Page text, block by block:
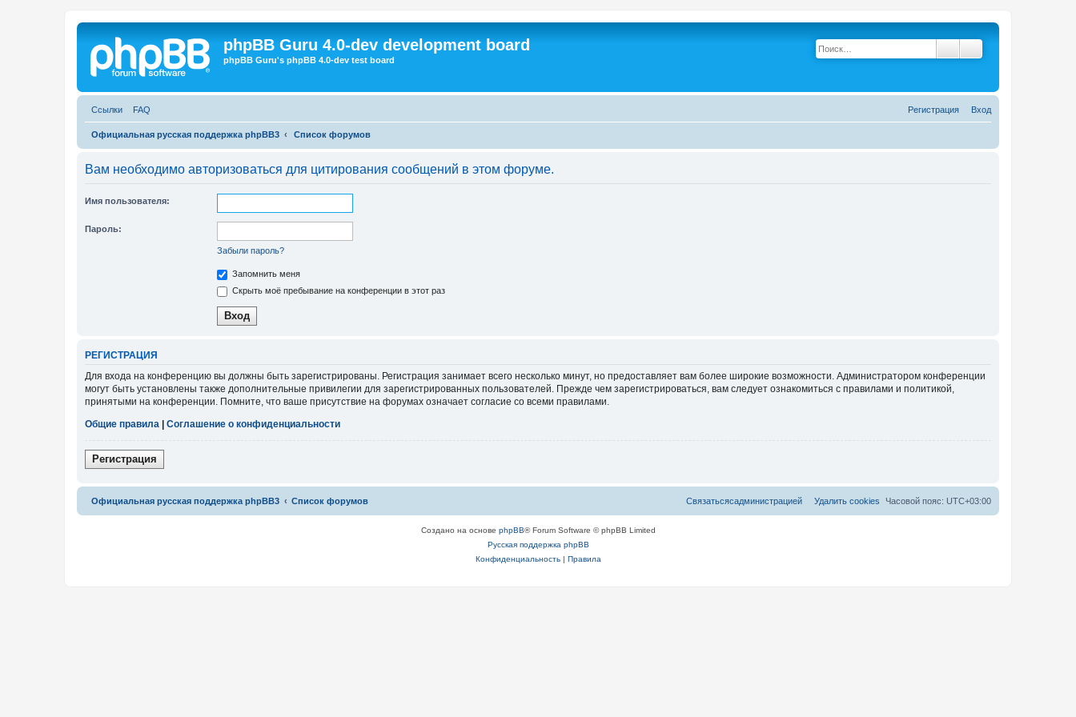
phpBB Guru 4.0-dev development board
phpBB Guru's phpBB 4.0-dev test board ПоискРасширенный
Ссылки FAQ Вход
Регистрация
Официальная русская поддержка phpBB3 Список форумов
Вам необходимо авторизоваться для цитирования сообщений в этом форуме.
Имя пользователя:
Пароль:
Забыли пароль?
Запомнить меня
Скрыть моё пребывание на конференции в этот раз
РЕГИСТРАЦИЯ
Для входа на конференцию вы должны быть зарегистрированы. Регистрация занимает всего несколько минут, но предоставляет вам более широкие возможности. Администратором конференции
могут быть установлены также дополнительные привилегии для зарегистрированных пользователей. Прежде чем зарегистрироваться, вам следует ознакомиться с правилами и политикой,
принятыми на конференции. Помните, что ваше присутствие на форумах означает согласие со всеми правилами.
Общие правила
Соглашение о конфиденциальности
Регистрация
Официальная русская поддержка phpBB3 Список форумов Часовой пояс: UTC+03:00
Удалить cookies
Связаться с
Связатьсясадминистрацией
Создано на основе phpBB® Forum Software © phpBB Limited
Русская поддержка phpBB
Конфиденциальность| Правила